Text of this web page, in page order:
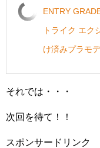
ENTRY
トライク エク
け済みプラモ
それでは・・・
次回を待て！！
スポンサードリンク